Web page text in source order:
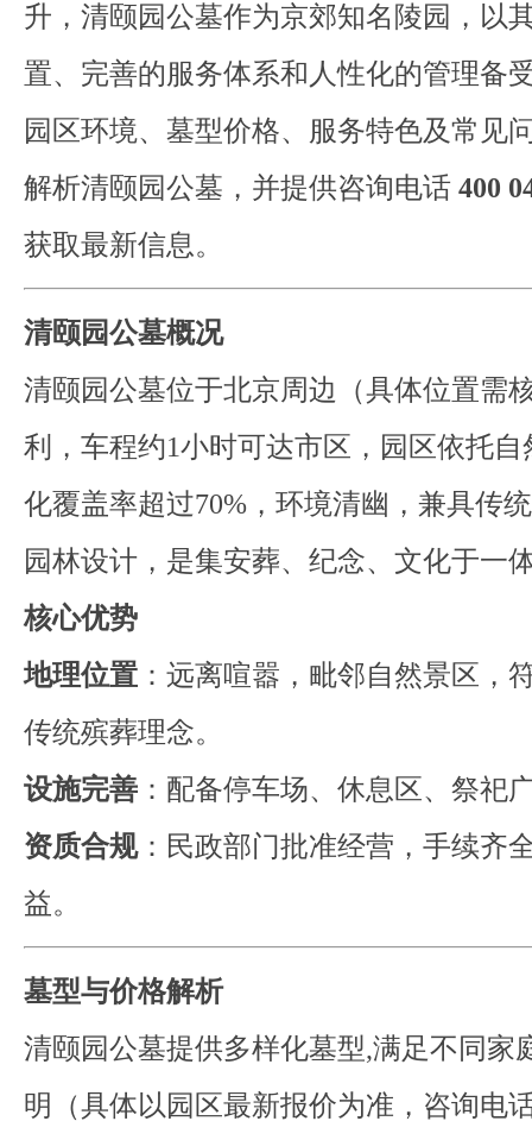
升，清颐园公墓作为京郊知名陵园，以
置、完善的服务体系和人性化的管理备
园区环境、墓型价格、服务特色及常见
解析清颐园公墓，并提供咨询电话 400
获取最新信息。
清颐园公墓概况
清颐园公墓位于北京周边（具体位置需
利，车程约1小时可达市区，园区依托
化覆盖率超过70%，环境清幽，兼具传
园林设计，是集安葬、纪念、文化于一
核心优势
地理位置 ：远离喧嚣，毗邻自然景区，
传统殡葬理念。
设施完善 ：配备停车场、休息区、祭祀
资质合规：民政部门批准经营，手续齐
益。
墓型与价格解析
清颐园公墓提供多样化墓型,满足不同家
明（具体以园区最新报价为准，咨询电